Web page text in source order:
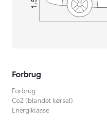
Højt
Forbrug
Forbrug
Co2 (blandet kørsel)
Energiklasse